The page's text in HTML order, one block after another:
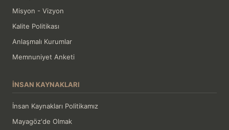
Misyon - Vizyon
Kalite Politikası
Anlaşmalı Kurumlar
Memnuniyet Anketi
İNSAN KAYNAKLARI
İnsan Kaynakları Politikamız
Mayagöz'de Olmak